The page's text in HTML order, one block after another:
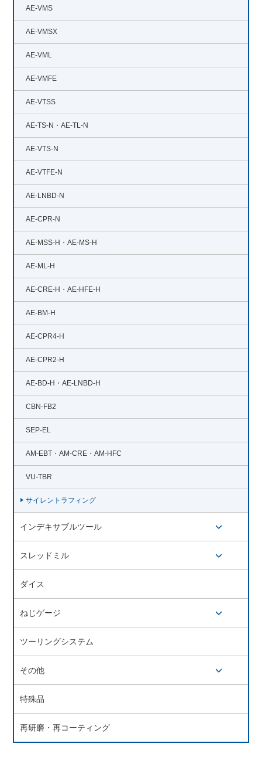
AE-VMS
AE-VMSX
AE-VML
AE-VMFE
AE-VTSS
AE-TS-N・AE-TL-N
AE-VTS-N
AE-VTFE-N
AE-LNBD-N
AE-CPR-N
AE-MSS-H・AE-MS-H
AE-ML-H
AE-CRE-H・AE-HFE-H
AE-BM-H
AE-CPR4-H
AE-CPR2-H
AE-BD-H・AE-LNBD-H
CBN-FB2
SEP-EL
AM-EBT・AM-CRE・AM-HFC
VU-TBR
サイレントラフィング
インデキサブルツール
スレッドミル
ダイス
ねじゲージ
ツーリングシステム
その他
特殊品
再研磨・再コーティング